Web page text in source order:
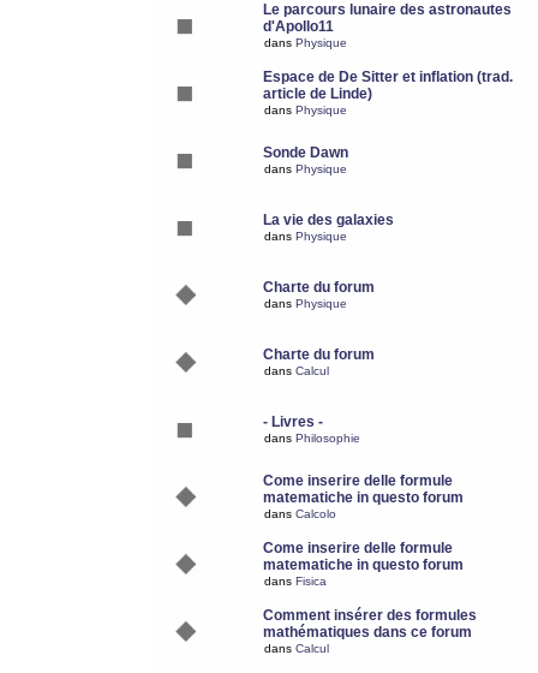
Le parcours lunaire des astronautes
d'Apollo11
dans Physique
Espace de De Sitter et inflation (trad.
article de Linde)
dans Physique
Sonde Dawn
dans Physique
La vie des galaxies
dans Physique
Charte du forum
dans Physique
Charte du forum
dans Calcul
- Livres -
dans Philosophie
Come inserire delle formule
matematiche in questo forum
dans Calcolo
Come inserire delle formule
matematiche in questo forum
dans Fisica
Comment insérer des formules
mathématiques dans ce forum
dans Calcul